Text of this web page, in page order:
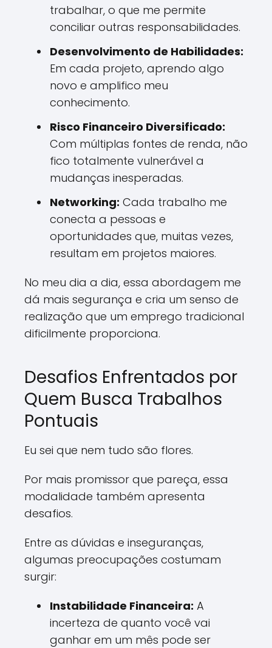
trabalhar, o que me permite
conciliar outras responsabilidades.
Desenvolvimento de Habilidades:
Em cada projeto, aprendo algo
novo e amplifico meu
conhecimento.
Risco Financeiro Diversificado:
Com múltiplas fontes de renda, não
fico totalmente vulnerável a
mudanças inesperadas.
Networking: Cada trabalho me
conecta a pessoas e
oportunidades que, muitas vezes,
resultam em projetos maiores.
No meu dia a dia, essa abordagem me
dá mais segurança e cria um senso de
realização que um emprego tradicional
dificilmente proporciona.
Desafios Enfrentados por
Quem Busca Trabalhos
Pontuais
Eu sei que nem tudo são flores.
Por mais promissor que pareça, essa
modalidade também apresenta
desafios.
Entre as dúvidas e inseguranças,
algumas preocupações costumam
surgir:
Instabilidade Financeira: A
incerteza de quanto você vai
ganhar em um mês pode ser